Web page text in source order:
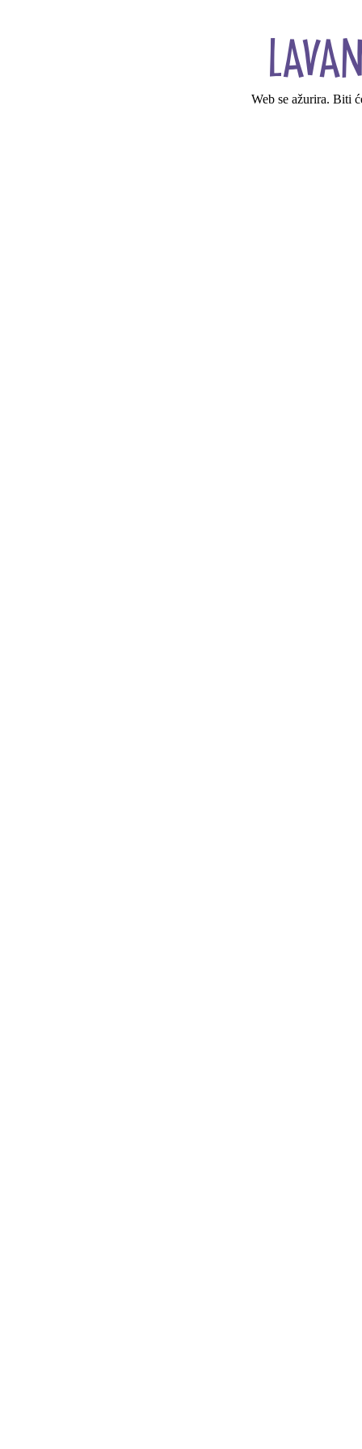
Web se ažurira. Biti